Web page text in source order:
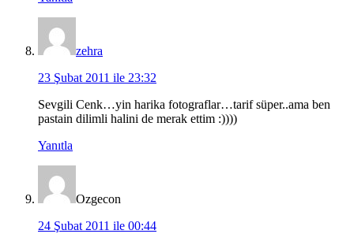
zehra
23 Şubat 2011 ile 23:32
Sevgili Cenk…yin harika fotograflar…tarif süper..ama ben
pastain dilimli halini de merak ettim :))))
Yanıtla
Ozgecon
24 Şubat 2011 ile 00:44